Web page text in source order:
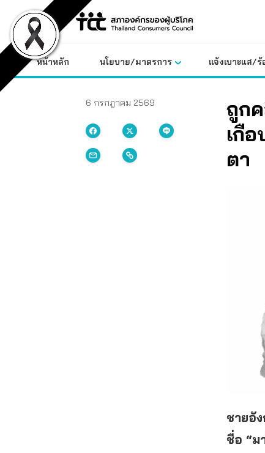
content
หน้าหลัก นโยบาย/มาตรการ แจ้งเบาะแส/
6 กรกฎาคม 2569
ถูก
เกื
ตา
ชายอั
ชื่อ “ม